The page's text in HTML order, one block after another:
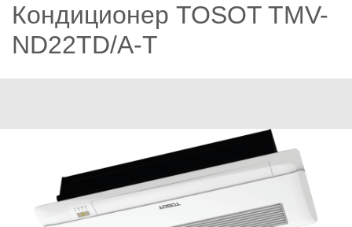
Кондиционер TOSOT TMV-
ND22TD/A-T